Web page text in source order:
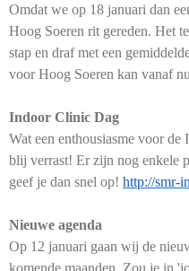
Omdat we op 18 januari dan
Hoog Soeren rit gereden. Het
stap en draf met een
voor Hoog Soeren kan vanaf
Indoor Clinic Dag
Wat een enthousiasme voor
blij verrast! Er zijn nog enkele
geef je dan snel op! http://smr-
Nieuwe agenda
Op 12 januari gaan wij de
komende maanden. Zou je in